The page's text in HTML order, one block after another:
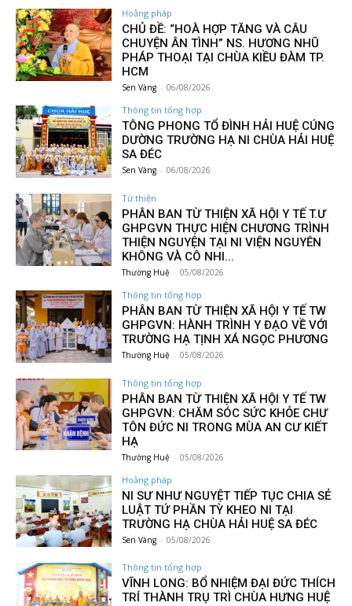
Hoằng pháp
CHỦ ĐỀ: “HOÀ HỢP TĂNG VÀ CÂU
CHUYỆN ÂN TÌNH” NS. HƯƠNG NHŨ
PHÁP THOẠI TẠI CHÙA KIỀU ĐÀM TP.
HCM
Sen Vàng - 06/08/2026
Thông tin tổng hợp
TÔNG PHONG TỔ ĐÌNH HẢI HUỆ CÚNG
DƯỜNG TRƯỜNG HẠ NI CHÙA HẢI HUỆ
SA ĐÉC
Sen Vàng - 06/08/2026
Từ thiện
PHÂN BAN TỪ THIỆN XÃ HỘI Y TẾ T.Ư
GHPGVN THỰC HIỆN CHƯƠNG TRÌNH
THIỆN NGUYỆN TẠI NI VIỆN NGUYÊN
KHÔNG VÀ CÔ NHI...
Thường Huệ - 05/08/2026
Thông tin tổng hợp
PHÂN BAN TỪ THIỆN XÃ HỘI Y TẾ TW
GHPGVN: HÀNH TRÌNH Y ĐẠO VỀ VỚI
TRƯỜNG HẠ TỊNH XÁ NGỌC PHƯƠNG
Thường Huệ - 05/08/2026
Thông tin tổng hợp
PHÂN BAN TỪ THIỆN XÃ HỘI Y TẾ TW
GHPGVN: CHĂM SÓC SỨC KHỎE CHƯ
TÔN ĐỨC NI TRONG MÙA AN CƯ KIẾT
HẠ
Thường Huệ - 05/08/2026
Hoằng pháp
NI SƯ NHƯ NGUYỆT TIẾP TỤC CHIA SẺ
LUẬT TỨ PHẦN TỲ KHEO NI TẠI
TRƯỜNG HẠ CHÙA HẢI HUỆ SA ĐÉC
Sen Vàng - 05/08/2026
Thông tin tổng hợp
VĨNH LONG: BỔ NHIỆM ĐẠI ĐỨC THÍCH
TRÍ THÀNH TRỤ TRÌ CHÙA HƯNG HUỆ